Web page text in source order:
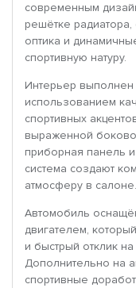
современным
решётке
оптика и
спортивную натуру.
Интерьер
использованием
спортивных
выраженной
приборная панель
система создают
атмосферу в салоне.
Автомобиль
двигателем,
и быстрый отклик
Дополнительно на
спортивные